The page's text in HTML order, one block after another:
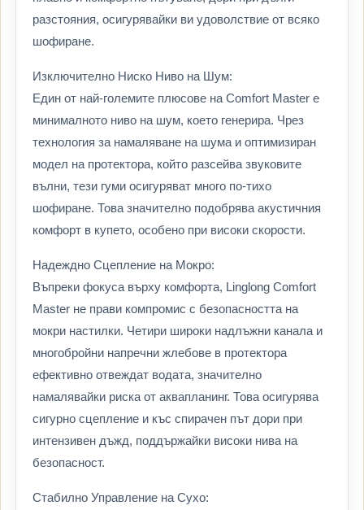
разстояния, осигурявайки ви удоволствие от всяко
шофиране.
Изключително Ниско Ниво на Шум:
Един от най-големите плюсове на Comfort Master е
минималното ниво на шум, което генерира. Чрез
технология за намаляване на шума и оптимизиран
модел на протектора, който разсейва звуковите
вълни, тези гуми осигуряват много по-тихо
шофиране. Това значително подобрява акустичния
комфорт в купето, особено при високи скорости.
Надеждно Сцепление на Мокро:
Въпреки фокуса върху комфорта, Linglong Comfort
Master не прави компромис с безопасността на
мокри настилки. Четири широки надлъжни канала и
многобройни напречни жлебове в протектора
ефективно отвеждат водата, значително
намалявайки риска от аквапланинг. Това осигурява
сигурно сцепление и къс спирачен път дори при
интензивен дъжд, поддържайки високи нива на
безопасност.
Стабилно Управление на Сухо: